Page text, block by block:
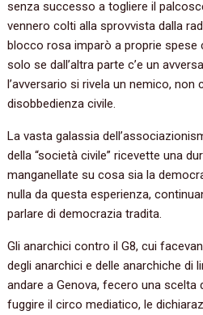
senza successo a togliere il
vennero colti alla sprovvista dalla
blocco rosa imparò a proprie spese
solo se dall’altra parte c’e un
l’avversario si rivela un nemico, non
disobbedienza civile.
La vasta galassia
della “società civile” ricevette una
manganellate su cosa sia la
nulla da questa esperienza,
parlare di democrazia tradita.
Gli anarchici contro il G8, cui
degli anarchici e delle anarchiche di
andare a Genova, fecero una scelta
fuggire il circo mediatico, le